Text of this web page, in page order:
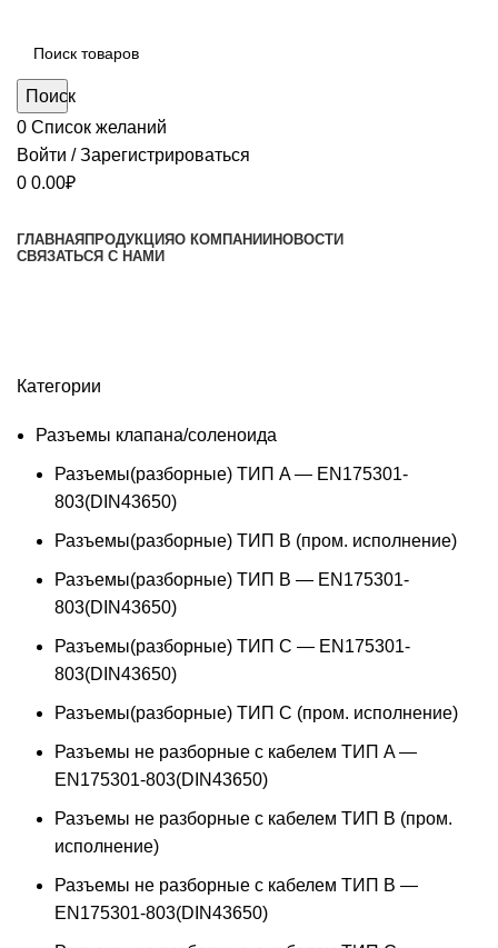
Поиск
0 Список желаний
Войти / Зарегистрироваться
0 0.00₽
ГЛАВНАЯ ПРОДУКЦИЯО КОМПАНИИ НОВОСТИ
СВЯЗАТЬСЯ С НАМИ
Категории
Разъемы клапана/соленоида
Разъемы(разборные) ТИП A — EN175301-
803(DIN43650)
Разъемы(разборные) ТИП В (пром. исполнение)
Разъемы(разборные) ТИП B — EN175301-
803(DIN43650)
Разъемы(разборные) ТИП C — EN175301-
803(DIN43650)
Разъемы(разборные) ТИП С (пром. исполнение)
Разъемы не разборные с кабелем ТИП A —
EN175301-803(DIN43650)
Разъемы не разборные с кабелем ТИП B (пром.
исполнение)
Разъемы не разборные с кабелем ТИП B —
EN175301-803(DIN43650)